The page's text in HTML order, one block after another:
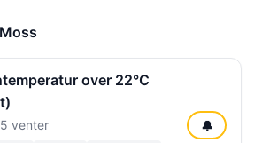
over 22°C
venter 🔔